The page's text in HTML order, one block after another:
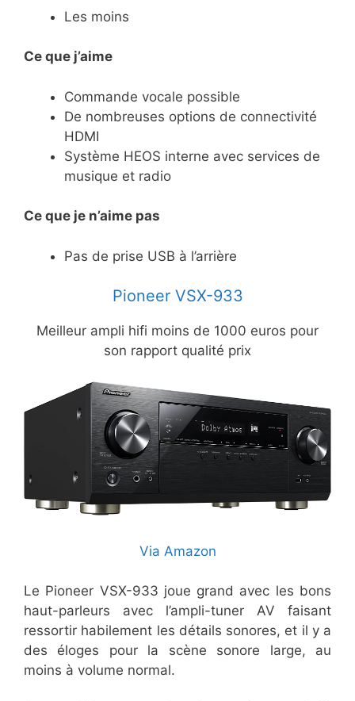
Les moins
Ce que j’aime
Commande vocale possible
De nombreuses options de connectivité
HDMI
Système HEOS interne avec services de
musique et radio
Ce que je n’aime pas
Pas de prise USB à l’arrière
Pioneer VSX-933
Meilleur ampli hifi moins de 1000 euros pour
son rapport qualité prix
Via Amazon
Le Pioneer VSX-933 joue grand avec les bons
haut-parleurs avec l’ampli-tuner AV faisant
ressortir habilement les détails sonores, et il y a
des éloges pour la scène sonore large, au
moins à volume normal.